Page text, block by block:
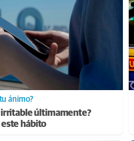
ánimo?
irritable últimamente?
este hábito